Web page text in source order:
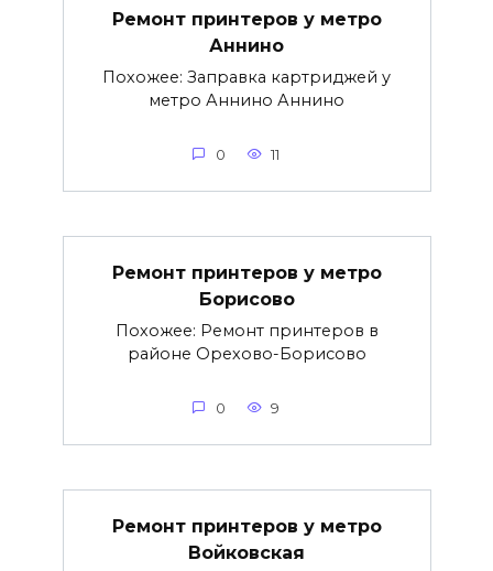
Ремонт принтеров у метро
Аннино
Похожее: Заправка картриджей у
метро Аннино Аннино
0 11
Ремонт принтеров у метро
Борисово
Похожее: Ремонт принтеров в
районе Орехово-Борисово
0 9
Ремонт принтеров у метро
Войковская